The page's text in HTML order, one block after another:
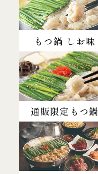
もつ鍋 しお味
通販限定もつ鍋